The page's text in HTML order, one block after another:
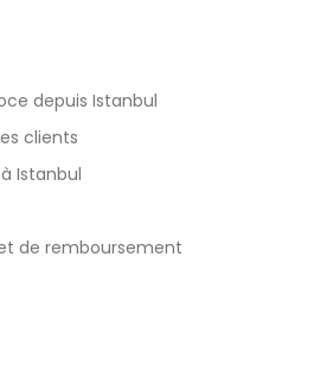
depuis Istanbul
clients
Istanbul
de remboursement